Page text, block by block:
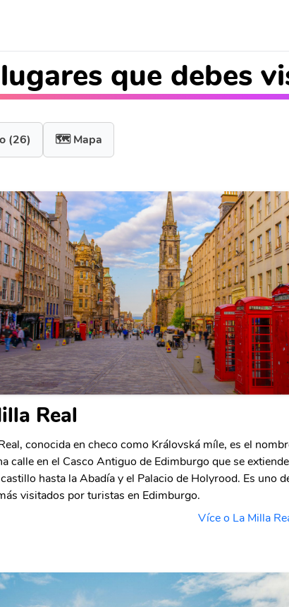
que debes
(26) 🗺️ Mapa
Real
conocida en checo como Královská míle, es el
calle en el Casco Antiguo de Edimburgo que se extiende
hasta la Abadía y el Palacio de Holyrood. Es uno
visitados por turistas en Edimburgo.
Více o La Milla